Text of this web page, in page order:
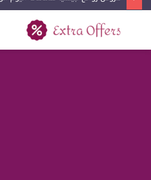
بحث عن